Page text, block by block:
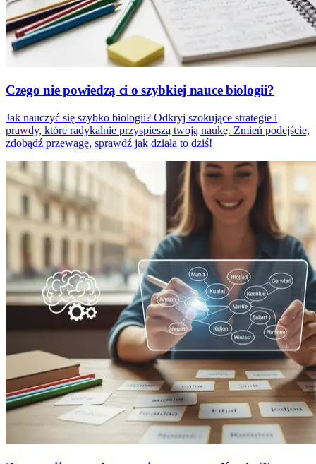
Czego nie powiedzą ci o szybkiej nauce biologii?
Jak nauczyć się szybko biologii? Odkryj szokujące strategie i
prawdy, które radykalnie przyspieszą twoją naukę. Zmień podejście,
zdobądź przewagę, sprawdź jak działa to dziś!